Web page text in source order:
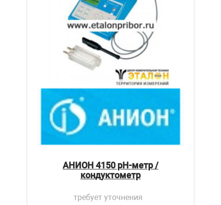
АНИОН 4150 pH-метр /
кондуктометр
требует уточнения